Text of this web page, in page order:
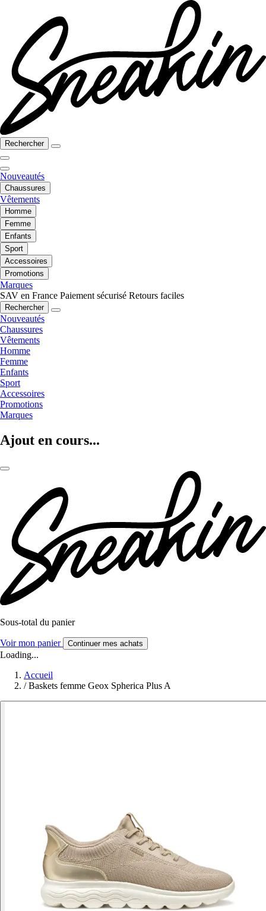
Rechercher
Nouveautés
Chaussures
Vêtements
Homme
Femme
Enfants
Sport
Accessoires
Promotions
Marques
SAV en France Paiement sécurisé Retours faciles
Rechercher
Nouveautés
Chaussures
Vêtements
Homme
Femme
Enfants
Sport
Accessoires
Promotions
Marques
Ajout en cours...
Sous-total du panier
Voir mon panier Continuer mes achats
Loading...
Accueil
/ Baskets femme Geox Spherica Plus A